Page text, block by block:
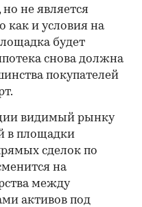
не является
как и условия на
будет
снова должна
покупателей
видимый рынку
в площадки
сделок по
на
между
активов под